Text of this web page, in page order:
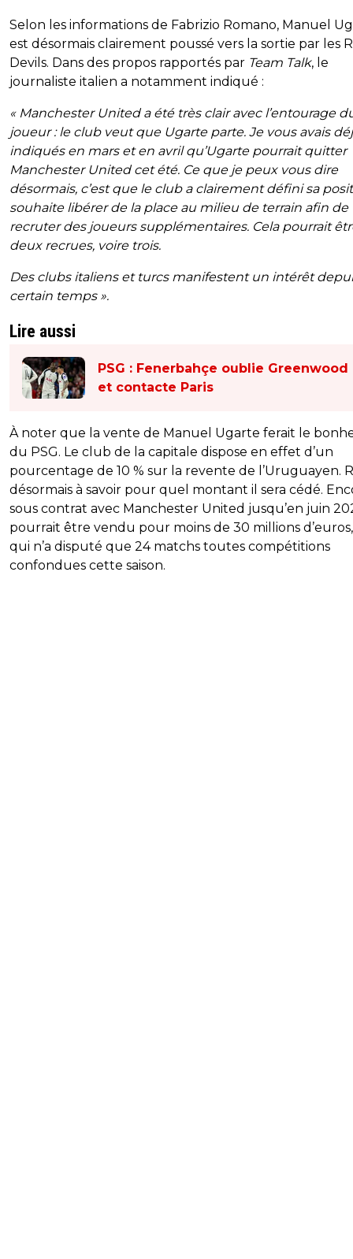
Selon les informations de Fabrizio Romano, Manuel
est désormais clairement poussé vers la sortie par les
Devils. Dans des propos rapportés par Team Talk, le
journaliste italien a notamment indiqué :
« Manchester United a été très clair avec l’entourage
joueur : le club veut que Ugarte parte. Je vous avais
indiqués en mars et en avril qu’Ugarte pourrait quitter
Manchester United cet été. Ce que je peux vous dire
désormais, c’est que le club a clairement défini sa
souhaite libérer de la place au milieu de terrain afin de
recruter des joueurs supplémentaires. Cela pourrait
deux recrues, voire trois.
Des clubs italiens et turcs manifestent un intérêt
certain temps ».
Lire aussi
PSG : Fenerbahçe oublie Greenwood
et contacte Paris
À noter que la vente de Manuel Ugarte ferait le
du PSG. Le club de la capitale dispose en effet d’un
pourcentage de 10 % sur la revente de l’Uruguayen.
désormais à savoir pour quel montant il sera cédé.
sous contrat avec Manchester United jusqu’en juin
pourrait être vendu pour moins de 30 millions
qui n’a disputé que 24 matchs toutes compétitions
confondues cette saison.